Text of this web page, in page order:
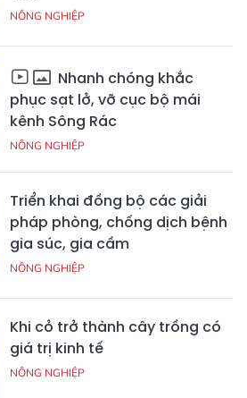
NÔNG NGHIỆP
Nhanh chóng khắc
phục sạt lở, vỡ cục bộ mái
kênh Sông Rác
NÔNG NGHIỆP
Triển khai đồng bộ các giải
pháp phòng, chống dịch bệnh
gia súc, gia cầm
NÔNG NGHIỆP
Khi cỏ trở thành cây trồng có
giá trị kinh tế
NÔNG NGHIỆP